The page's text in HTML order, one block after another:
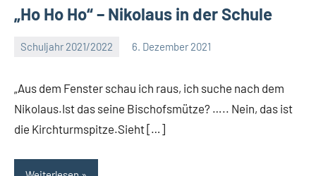
„Ho Ho Ho“ – Nikolaus in der Schule
Schuljahr 2021/2022 6. Dezember 2021
„Aus dem Fenster schau ich raus, ich suche nach dem
Nikolaus.Ist das seine Bischofsmütze? ….. Nein, das ist
die Kirchturmspitze.Sieht […]